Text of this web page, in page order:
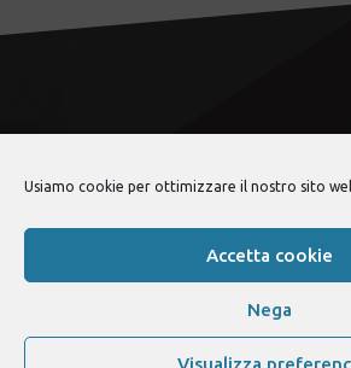
Usiamo cookie per ottimizzare il nostro sito
Accetta cookie
Nega
Visualizza